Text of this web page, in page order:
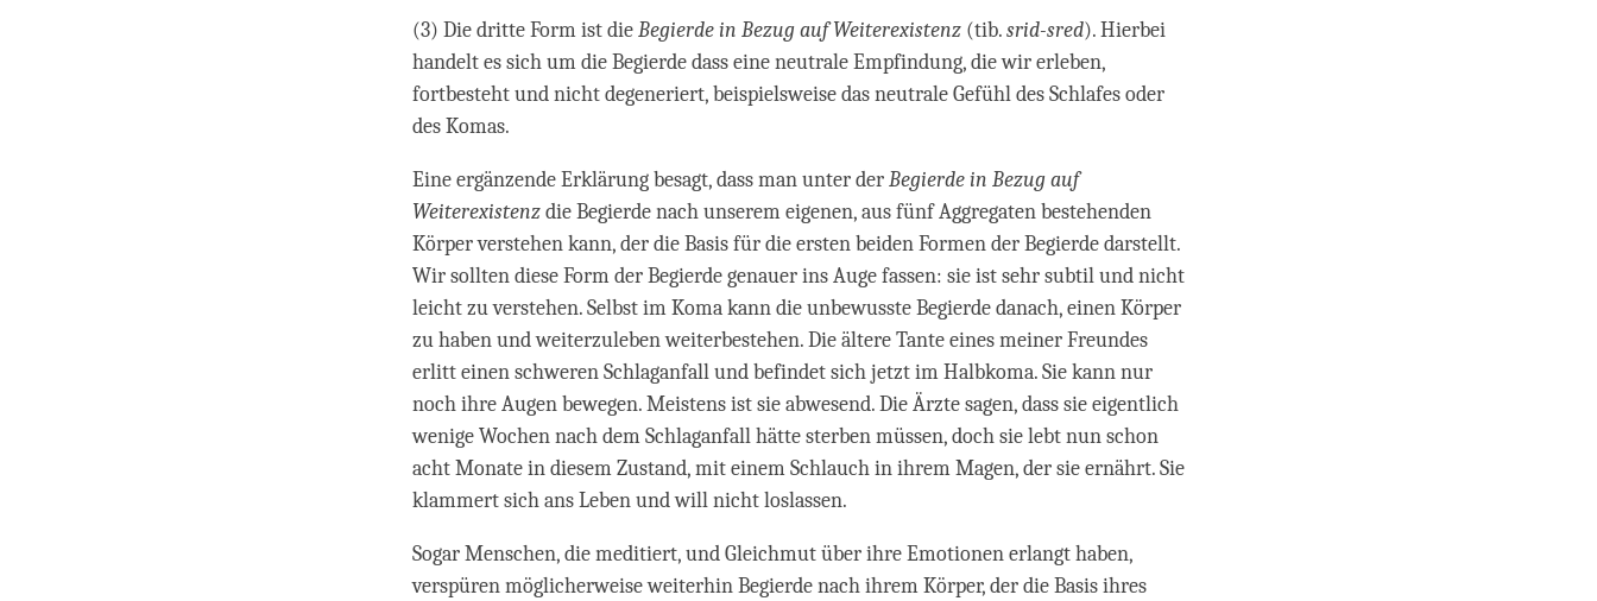
(3) Die dritte Form ist dieBegierde in Bezug auf Weiterexistenz (tib.srid-sred). Hierbei
handelt es sich um die Begierde dass eine neutrale Empfindung, die wir erleben,
fortbesteht und nicht degeneriert, beispielsweise das neutrale Gefühl des Schlafes oder
des Komas.
Eine ergänzende Erklärung besagt, dass man unter derBegierde in Bezug auf
Weiterexistenzdie Begierde nach unserem eigenen, aus fünf Aggregaten bestehenden
Körper verstehen kann, der die Basis für die ersten beiden Formen der Begierde darstellt.
Wir sollten diese Form der Begierde genauer ins Auge fassen: sie ist sehr subtil und nicht
leicht zu verstehen. Selbst im Koma kann die unbewusste Begierde danach, einen Körper
zu haben und weiterzuleben weiterbestehen. Die ältere Tante eines meiner Freundes
erlitt einen schweren Schlaganfall und befindet sich jetzt im Halbkoma. Sie kann nur
noch ihre Augen bewegen. Meistens ist sie abwesend. Die Ärzte sagen, dass sie eigentlich
wenige Wochen nach dem Schlaganfall hätte sterben müssen, doch sie lebt nun schon
acht Monate in diesem Zustand, mit einem Schlauch in ihrem Magen, der sie ernährt. Sie
klammert sich ans Leben und will nicht loslassen.
Sogar Menschen, die meditiert, und Gleichmut über ihre Emotionen erlangt haben,
verspüren möglicherweise weiterhin Begierde nach ihrem Körper, der die Basis ihres